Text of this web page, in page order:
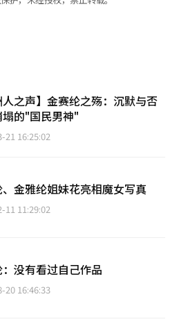
人之声】金赛纶之殇：沉默与否
的"国民男神"
21 16:25:02
金雅纶姐妹花亮相魔女写真
11 11:29:02
没有看过自己作品
20 16:46:33